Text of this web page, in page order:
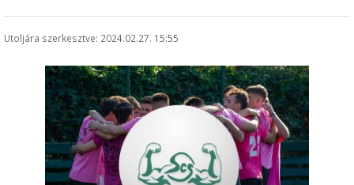
Utoljára szerkesztve: 2024.02.27. 15:55